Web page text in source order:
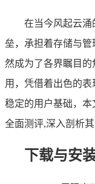
在当今风起云涌
垒，承担着存储与
然成为了各界瞩目的
用，凭借着出色的
稳定的用户基础，本
全面测评,深入剖析
下载与安